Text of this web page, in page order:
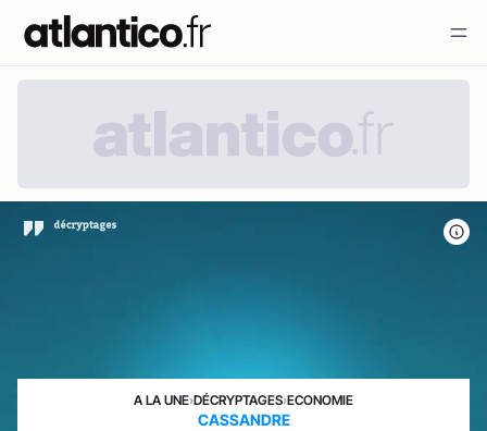
A LA UNE›DÉCRYPTAGES›ECONOMIE
CASSANDRE